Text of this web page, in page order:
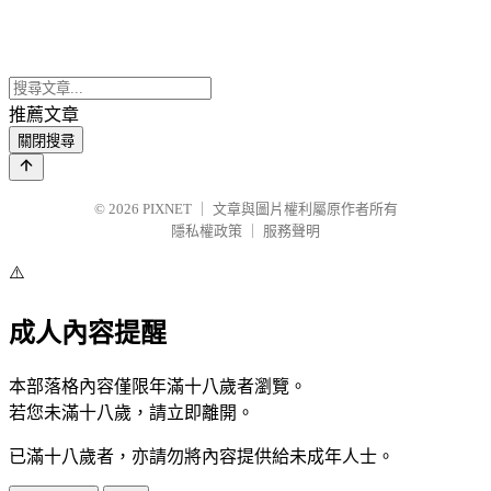
推薦文章
關閉搜尋
© 2026 PIXNET
文章與圖片權利屬原作者所有
隱私權政策
服務聲明
⚠️
成人內容提醒
本部落格內容僅限年滿十八歲者瀏覽。
若您未滿十八歲，請立即離開。
已滿十八歲者，亦請勿將內容提供給未成年人士。